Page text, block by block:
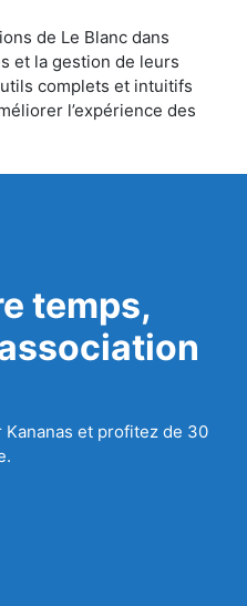
de Le Blanc dans
et la gestion de leurs
complets et intuitifs
l’expérience des
temps,
et profitez de 30